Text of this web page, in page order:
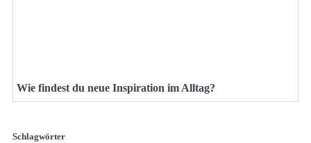
Wie findest du neue Inspiration im Alltag?
Schlagwörter